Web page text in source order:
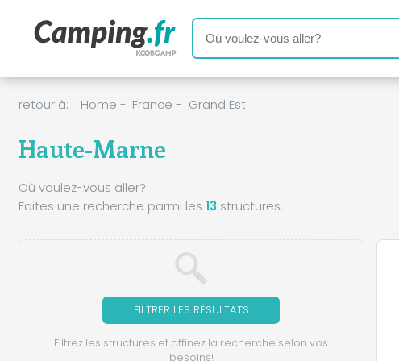
retour à: Home - France - Grand Est
Haute-Marne
Où voulez-vous aller?
Faites une recherche parmi les 13 structures.
FILTRER LES RÉSULTATS
Filtrez les structures et affinez la recherche selon vos
besoins!